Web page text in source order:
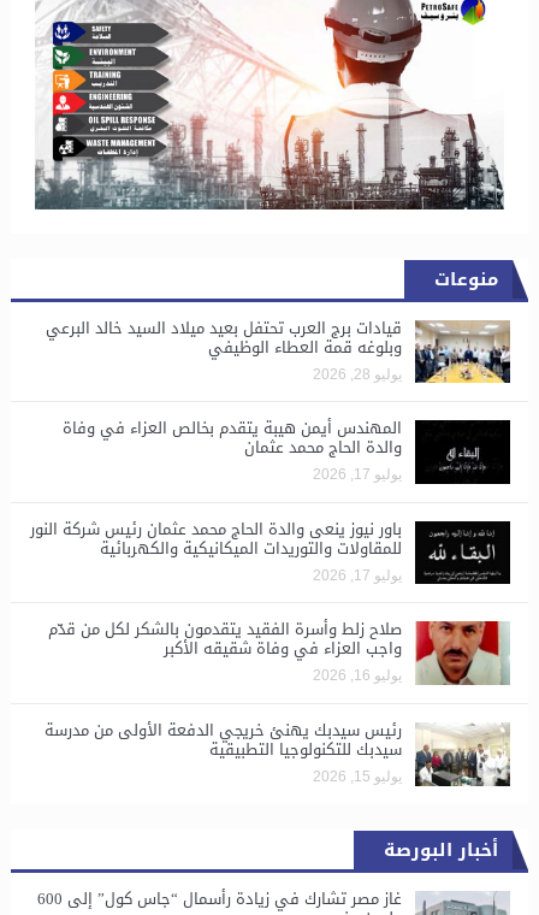
منوعات
قيادات برج العرب تحتفل بعيد ميلاد السيد خالد البرعي
وبلوغه قمة العطاء الوظيفي
يوليو 28, 2026
المهندس أيمن هيبة يتقدم بخالص العزاء في وفاة
والدة الحاج محمد عثمان
يوليو 17, 2026
باور نيوز ينعى والدة الحاج محمد عثمان رئيس شركة النور
للمقاولات والتوريدات الميكانيكية والكهربائية
يوليو 17, 2026
صلاح زلط وأسرة الفقيد يتقدمون بالشكر لكل من قدّم
واجب العزاء في وفاة شقيقه الأكبر
يوليو 16, 2026
رئيس سيدبك يهنئ خريجي الدفعة الأولى من مدرسة
سيدبك للتكنولوجيا التطبيقية
يوليو 15, 2026
أخبار البورصة
غاز مصر تشارك في زيادة رأسمال “جاس كول” إلى 600